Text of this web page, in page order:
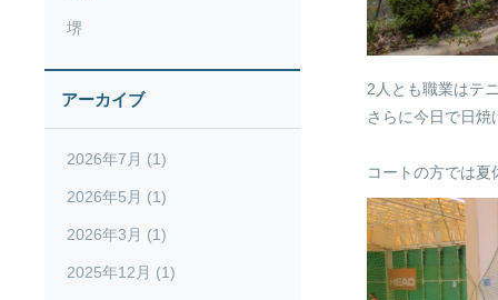
2人とも職業はテ
さらに今日で日焼
コートの方では
堺
アーカイブ
2026年7月 (1)
2026年5月 (1)
2026年3月 (1)
2025年12月 (1)